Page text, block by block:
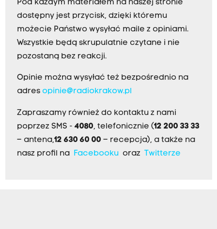
Pod każdym materiałem na naszej stronie
dostępny jest przycisk, dzięki któremu
możecie Państwo wysyłać maile z opiniami.
Wszystkie będą skrupulatnie czytane i nie
pozostaną bez reakcji.
Opinie można wysyłać też bezpośrednio na
adres opinie@radiokrakow.pl
Zapraszamy również do kontaktu z nami
poprzez SMS - 4080, telefonicznie (12 200 33 33
– antena,12 630 60 00 – recepcja), a także na
nasz profil na
Facebookuoraz Twitterze